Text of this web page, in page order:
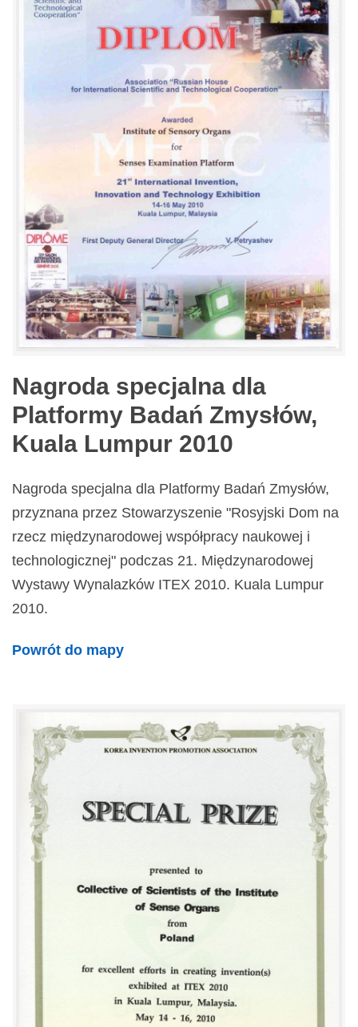
Nagroda specjalna dla
Platformy Badań Zmysłów,
Kuala Lumpur 2010
Nagroda specjalna dla Platformy Badań Zmysłów,
przyznana przez Stowarzyszenie "Rosyjski Dom na
rzecz międzynarodowej współpracy naukowej i
technologicznej" podczas 21. Międzynarodowej
Wystawy Wynalazków ITEX 2010. Kuala Lumpur
2010.
Powrót do mapy